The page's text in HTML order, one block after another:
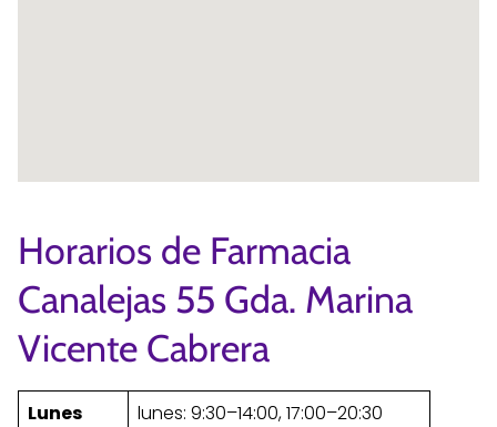
Horarios de Farmacia
Canalejas 55 Gda. Marina
Vicente Cabrera
Lunes
lunes: 9:30–14:00, 17:00–20:30